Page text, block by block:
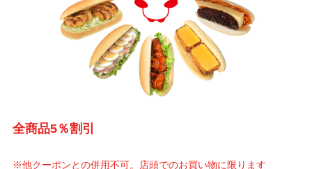
全商品5％割引
※他クーポンとの併用不可。店頭でのお買い物に限ります